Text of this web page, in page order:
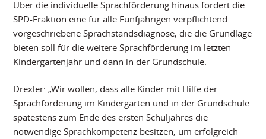
Über die individuelle Sprachförderung hinaus fordert die
SPD-Fraktion eine für alle Fünfjährigen verpflichtend
vorgeschriebene Sprachstandsdiagnose, die die Grundlage
bieten soll für die weitere Sprachförderung im letzten
Kindergartenjahr und dann in der Grundschule.
Drexler: „Wir wollen, dass alle Kinder mit Hilfe der
Sprachförderung im Kindergarten und in der Grundschule
spätestens zum Ende des ersten Schuljahres die
notwendige Sprachkompetenz besitzen, um erfolgreich